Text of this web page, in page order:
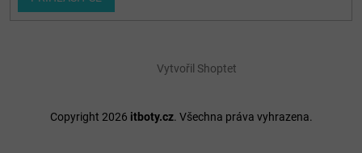
Vytvořil Shoptet
Copyright 2026 itboty.cz. Všechna práva vyhrazena.